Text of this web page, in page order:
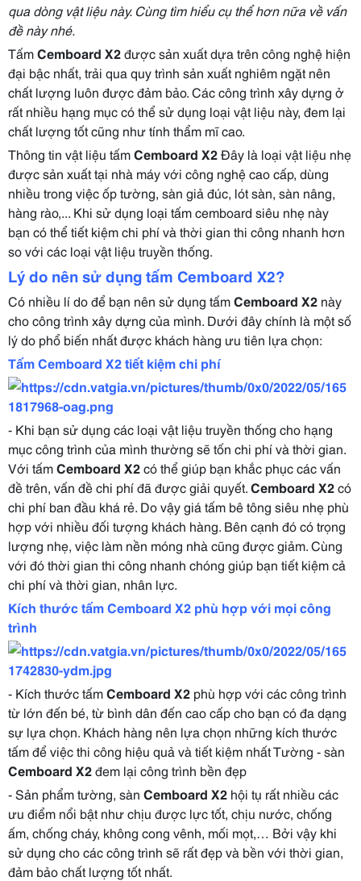
qua dòng vật liệu này. Cùng tìm hiểu cụ thể hơn nữa về vấn
đề này nhé.
TấmCemboard X2được sản xuất dựa trên công nghệ hiện
đại bậc nhất, trải qua quy trình sản xuất nghiêm ngặt nên
chất lượng luôn được đảm bảo. Các công trình xây dựng ở
rất nhiều hạng mục có thể sử dụng loại vật liệu này, đem lại
chất lượng tốt cũng như tính thẩm mĩ cao.
Thông tin vật liệu tấmCemboard X2Đây là loại vật liệu nhẹ
được sản xuất tại nhà máy với công nghệ cao cấp, dùng
nhiều trong việc ốp tường, sàn giả đúc, lót sàn, sàn nâng,
hàng rào,... Khi sử dụng loại tấm cemboard siêu nhẹ này
bạn có thể tiết kiệm chi phí và thời gian thi công nhanh hơn
so với các loại vật liệu truyền thống.
Lý do nên sử dụng tấm Cemboard X2?
Có nhiều lí do để bạn nên sử dụng tấmCemboard X2 này
cho công trình xây dựng của mình. Dưới đây chính là một số
lý do phổ biến nhất được khách hàng ưu tiên lựa chọn:
Tấm Cemboard X2 tiết kiệm chi phí
- Khi bạn sử dụng các loại vật liệu truyền thống cho hạng
mục công trình của mình thường sẽ tốn chi phí và thời gian.
Với tấmCemboard X2có thể giúp bạn khắc phục các vấn
đề trên, vấn đề chi phí đã được giải quyết.Cemboard X2có
chi phí ban đầu khá rẻ. Do vậy giá tấm bê tông siêu nhẹ phù
hợp với nhiều đối tượng khách hàng. Bên cạnh đó có trọng
lượng nhẹ, việc làm nền móng nhà cũng được giảm. Cùng
với đó thời gian thi công nhanh chóng giúp bạn tiết kiệm cả
chi phí và thời gian, nhân lực.
Kích thước tấm Cemboard X2 phù hợp với mọi công
trình
- Kích thước tấmCemboard X2 phù hợp với các công trình
từ lớn đến bé, từ bình dân đến cao cấp cho bạn có đa dạng
sự lựa chọn. Khách hàng nên lựa chọn những kích thước
tấm để việc thi công hiệu quả và tiết kiệm nhất Tường - sàn
Cemboard X2đem lại công trình bền đẹp
- Sản phẩm tường, sàn Cemboard X2 hội tụ rất nhiều các
ưu điểm nổi bật như chịu được lực tốt, chịu nước, chống
ấm, chống cháy, không cong vênh, mối mọt,… Bởi vậy khi
sử dụng cho các công trình sẽ rất đẹp và bền với thời gian,
đảm bảo chất lượng tốt nhất.